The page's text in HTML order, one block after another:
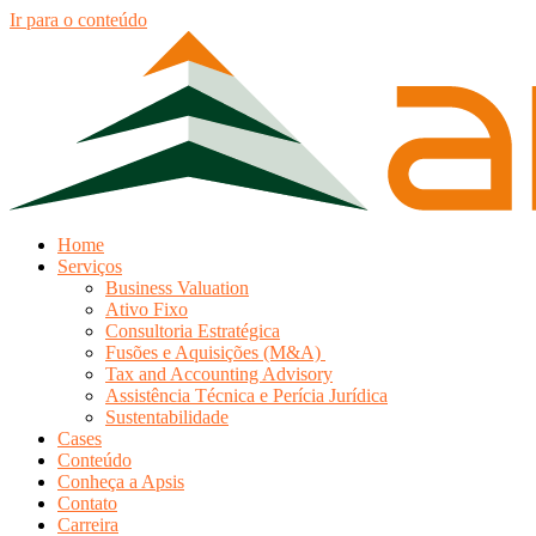
Ir para o conteúdo
Home
Serviços
Business Valuation
Ativo Fixo
Consultoria Estratégica
Fusões e Aquisições (M&A)
Tax and Accounting Advisory
Assistência Técnica e Perícia Jurídica
Sustentabilidade
Cases
Conteúdo
Conheça a Apsis
Contato
Carreira